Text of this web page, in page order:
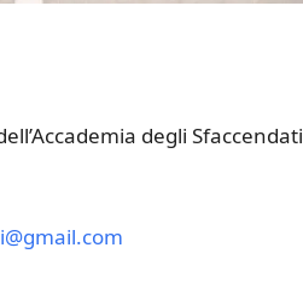
degli Sfaccendati